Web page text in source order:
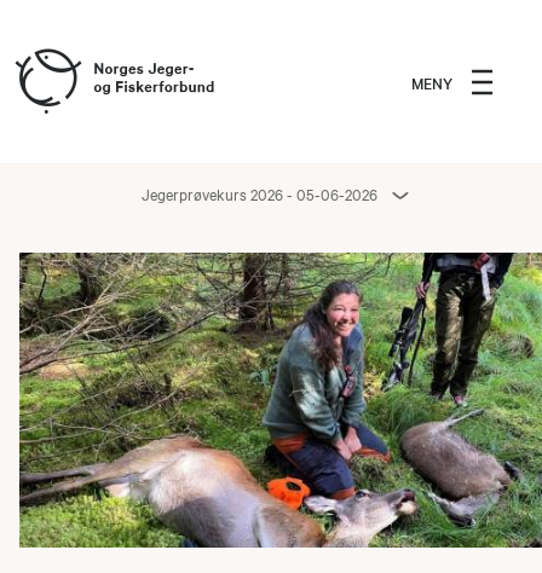
MENY
Jegerprøvekurs 2026 - 05-06-2026